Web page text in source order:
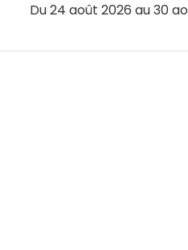
Du24 août 2026 au30